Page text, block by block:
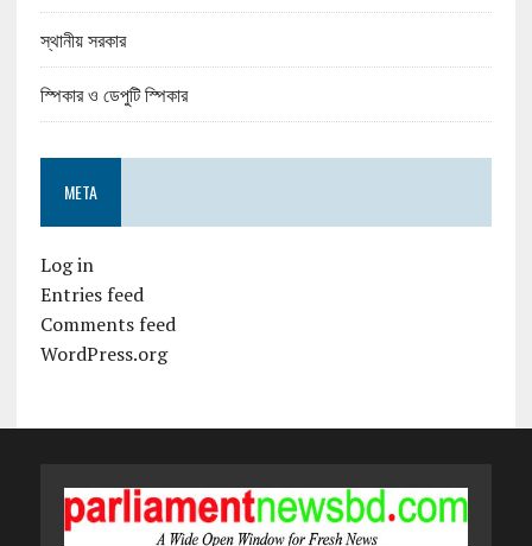
স্থানীয় সরকার
স্পিকার ও ডেপুটি স্পিকার
META
Log in
Entries feed
Comments feed
WordPress.org